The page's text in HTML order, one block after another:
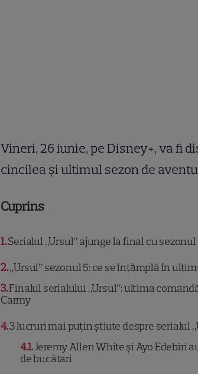
Vineri, 26 iunie, pe Disney+, va fi
cincilea și ultimul sezon de
Cuprins
1Serialul „Ursul” ajunge la final cu sezonul
2„Ursul” sezonul 5: ce se întâmplă în
3Finalul serialului „Ursul”: ultima
Carmy
43 lucruri mai puțin știute despre serialul
4.1 Jeremy Allen White și Ayo Edebiri
de bucătari